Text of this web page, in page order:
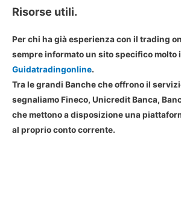
Risorse utili.
Per chi ha già esperienza con il trading
sempre informato un sito specifico molto
Guidatradingonline.
Tra le grandi Banche che offrono il
segnaliamo Fineco, Unicredit Banca,
che mettono a disposizione una
al proprio conto corrente.